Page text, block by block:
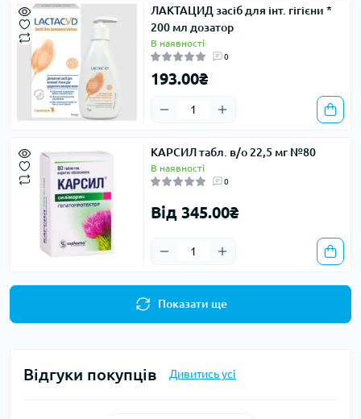
ЛАКТАЦИД засіб для інт. гігієни *
200 мл дозатор
В наявності
0
193.00₴
КАРСИЛ табл. в/о 22,5 мг №80
В наявності
0
Від 345.00₴
Показати ще
Відгуки покупців Дивитись усі